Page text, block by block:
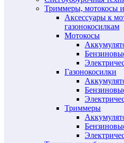
Триммеры, мотокосы и
Аксессуары к
газонокосилкам
Мотокосы
Газонокосилки
Триммеры